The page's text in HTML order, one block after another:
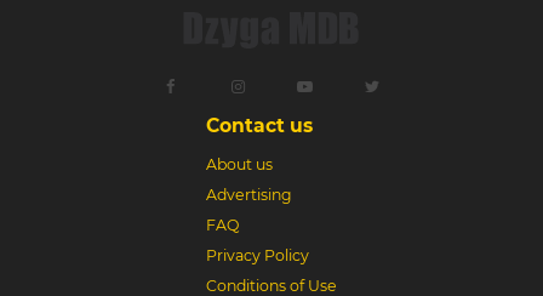
Contact us
About us
Advertising
FAQ
Privacy Policy
Conditions of Use